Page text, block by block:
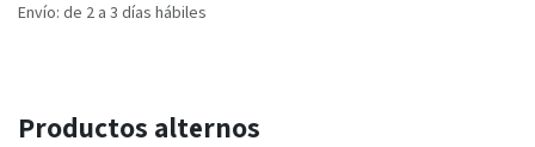
Envío: de 2 a 3 días hábiles
Productos alternos